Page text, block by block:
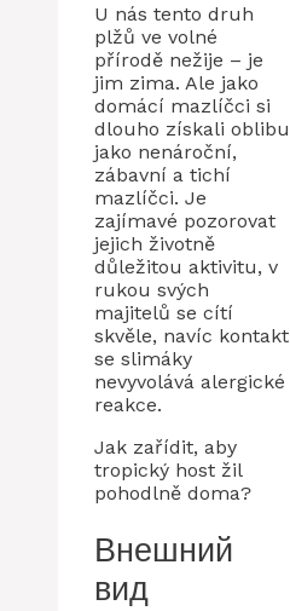
U nás tento druh
plžů ve volné
přírodě nežije – je
jim zima. Ale jako
domácí mazlíčci si
dlouho získali oblibu
jako nenároční,
zábavní a tichí
mazlíčci. Je
zajímavé pozorovat
jejich životně
důležitou aktivitu, v
rukou svých
majitelů se cítí
skvěle, navíc kontakt
se slimáky
nevyvolává alergické
reakce.
Jak zařídit, aby
tropický host žil
pohodlně doma?
Внешний
вид